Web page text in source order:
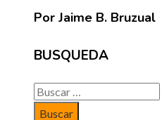
Por Jaime B. Bruzual
BUSQUEDA
Buscar: